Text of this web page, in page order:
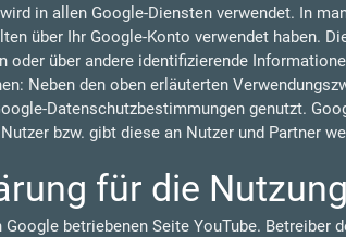
in allen Google-Diensten verwendet. In
über Ihr Google-Konto verwendet haben.
oder über andere identifizierende
Neben den oben erläuterten
Datenschutzbestimmungen genutzt.
bzw. gibt diese an Nutzer und Partner
für die
betriebenen Seite YouTube. Betreiber